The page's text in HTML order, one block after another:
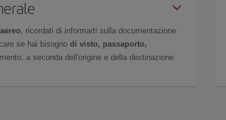
, ricordati di informarti sulla documentazione
se hai bisogno di visto, passaporto,
a seconda dell'origine e della destinazione